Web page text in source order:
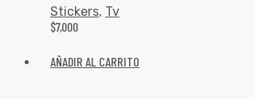
Stickers, Tv
$7,000
AÑADIR AL CARRITO